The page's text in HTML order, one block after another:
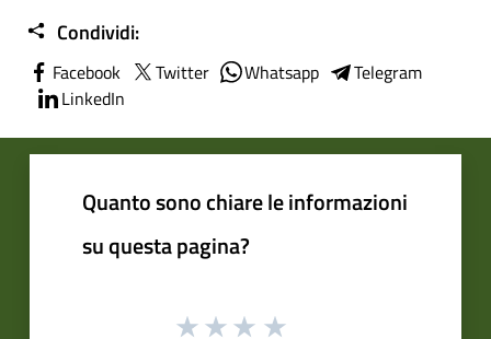
Condividi:
Facebook Twitter Whatsapp
Telegram
LinkedIn
Quanto sono chiare le informazioni
su questa pagina?